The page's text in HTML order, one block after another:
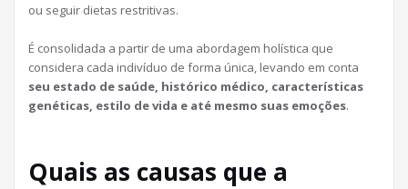
ou seguir dietas restritivas.
É consolidada a partir de uma abordagem holística que
considera cada indivíduo de forma única, levando em conta
seu estado de saúde, histórico médico, características
genéticas, estilo de vida e até mesmo suas emoções.
Quais as causas que a